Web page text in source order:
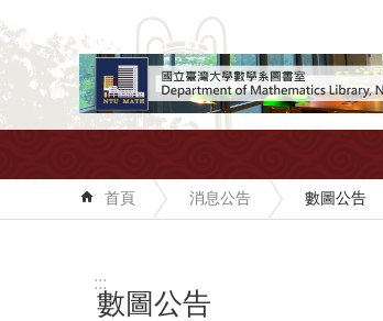
跳到主要內容區塊
首頁 消息公告 數圖公告
:::
數圖公告